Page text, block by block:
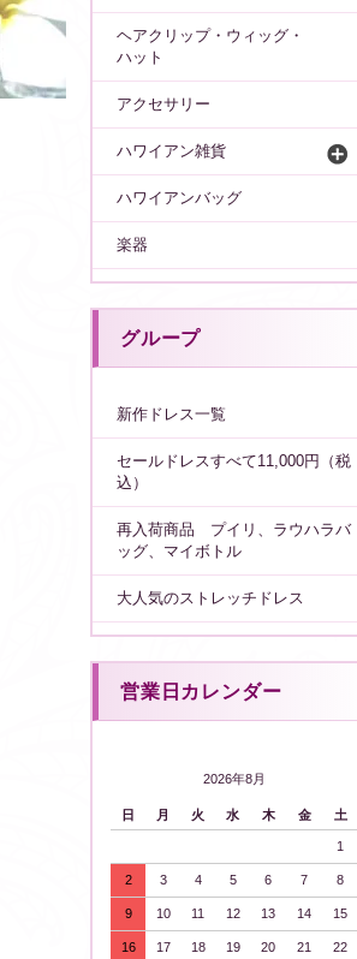
ヘアクリップ・ウィッグ・
ハット
アクセサリー
ハワイアン雑貨
ハワイアンバッグ
楽器
グループ
新作ドレス一覧
セールドレスすべて11,000円（税
込）
再入荷商品 プイリ、ラウハラバ
ッグ、マイボトル
大人気のストレッチドレス
営業日カレンダー
2026年8月
日 月 火 水 木 金 土
1
2 3 4 5 6 7 8
9 10 11 12 13 14 15
16 17 18 19 20 21 22